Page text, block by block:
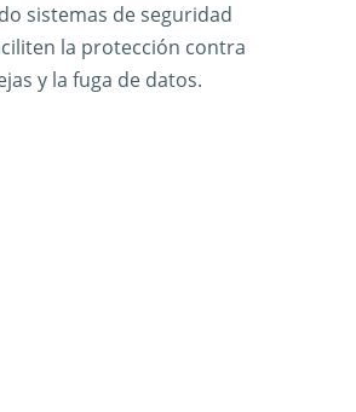
sistemas de seguridad
la protección contra
y la fuga de datos.